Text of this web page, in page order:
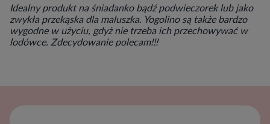
Idealny produkt na śniadanko bądź podwieczorek lub jako
zwykła przekąska dla maluszka. Yogolino są także bardzo
wygodne w użyciu, gdyż nie trzeba ich przechowywać w
lodówce. Zdecydowanie polecam!!!